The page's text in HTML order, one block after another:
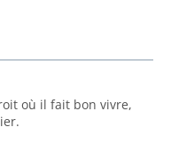
où il fait bon vivre,